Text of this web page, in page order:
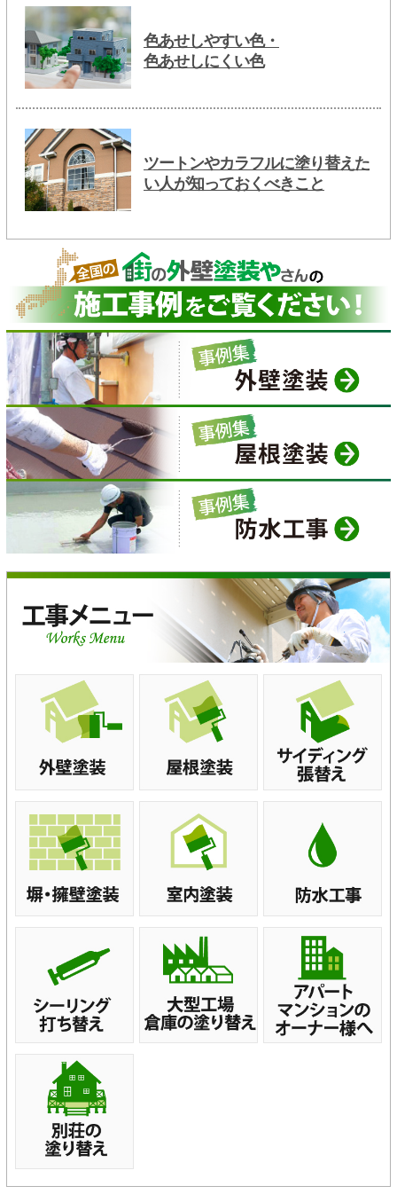
色あせしやすい色・
色あせしにくい色
ツートンやカラフルに塗り替えた
い人が知っておくべきこと